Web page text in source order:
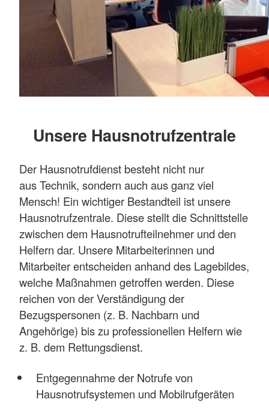
Unsere Hausnotrufzentrale
Der Hausnotrufdienst besteht nicht nur
aus Technik, sondern auch aus ganz viel
Mensch! Ein wichtiger Bestandteil ist unsere
Hausnotrufzentrale. Diese stellt die Schnittstelle
zwischen dem Hausnotrufteilnehmer und den
Helfern dar. Unsere Mitarbeiterinnen und
Mitarbeiter entscheiden anhand des Lagebildes,
welche Maßnahmen getroffen werden. Diese
reichen von der Verständigung der
Bezugspersonen (z. B. Nachbarn und
Angehörige) bis zu professionellen Helfern wie
z. B. dem Rettungsdienst.
Entgegennahme der Notrufe von
Hausnotrufsystemen und Mobilrufgeräten